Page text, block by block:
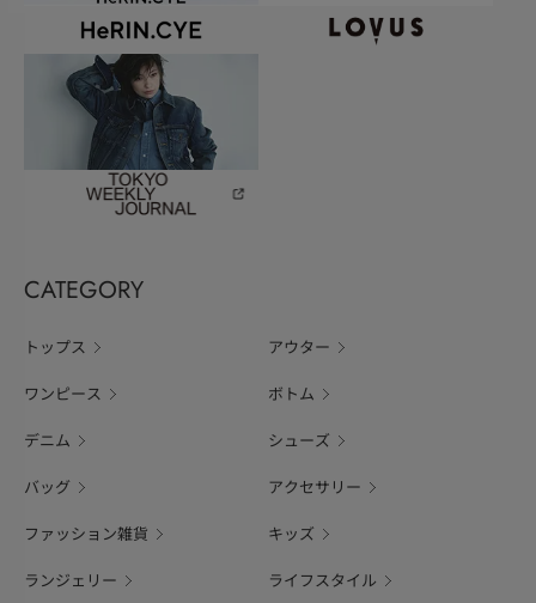
CATEGORY
トップス アウター
ワンピース ボトム
デニム シューズ
バッグ アクセサリー
ファッション雑貨 キッズ
ランジェリー ライフスタイル